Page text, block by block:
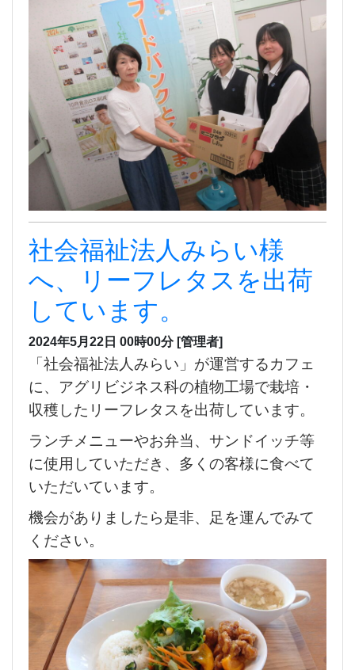
社会福祉法人みらい様
へ、リーフレタスを出荷
しています。
2024年5月22日 00時00分 [管理者]
「社会福祉法人みらい」が運営するカフェ
に、アグリビジネス科の植物工場で栽培・
収穫したリーフレタスを出荷しています。
ランチメニューやお弁当、サンドイッチ等
に使用していただき、多くの客様に食べて
いただいています。
機会がありましたら是非、足を運んでみて
ください。